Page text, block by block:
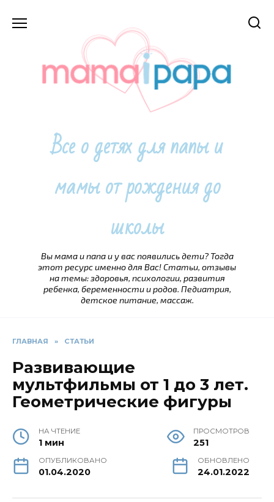
Все о детях для папы и
мамы от рождения до
школы
Вы мама и папа и у вас появились дети? Тогда
этот ресурс именно для Вас! Статьи, отзывы
на темы: здоровья, психологии, развития
ребенка, беременности и родов. Педиатрия,
детское питание, массаж.
ГЛАВНАЯ » СТАТЬИ
Развивающие
мультфильмы от 1 до 3 лет.
Геометрические фигуры
НА ЧТЕНИЕ
1 мин
ПРОСМОТРОВ
251
ОПУБЛИКОВАНО
01.04.2020
ОБНОВЛЕНО
24.01.2022